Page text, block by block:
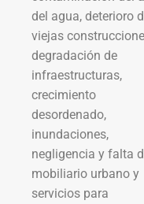
del agua, deterioro
viejas
degradación de
infraestructuras,
crecimiento
desordenado,
inundaciones,
negligencia y falta
mobiliario urbano y
servicios para